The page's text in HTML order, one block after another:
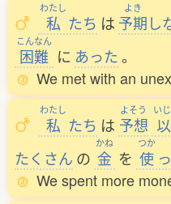
わたし
私 たち は
よき
予期し
こんなん
困難 に あった。
We met with an
わたし
私 たち は
よそう
予想
い
たくさん の
かね
金 を
つか
使
We spent more